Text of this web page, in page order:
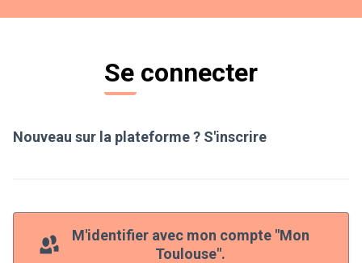
Se connecter
Nouveau sur la plateforme ? S'inscrire
M'identifier avec mon compte "Mon
Toulouse".